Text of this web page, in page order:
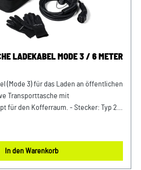
LADEKABEL MODE 3 / 6 METER
(Mode 3) für das Laden an öffentlichen
Transporttasche mit
für den Kofferraum. - Stecker: Typ 2-
Stromstärke: bis zu 32 A
LandshutPorsche Zentrum
Straße 184030 ErgoldingUSt.-IdNr.:
In den Warenkorb